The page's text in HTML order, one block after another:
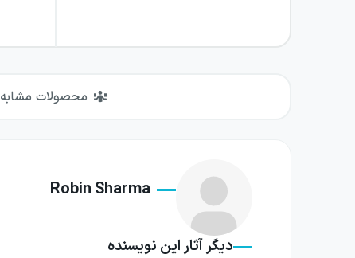
محصولات مشابه
Robin Sharma
دیگر آثار این نویسنده